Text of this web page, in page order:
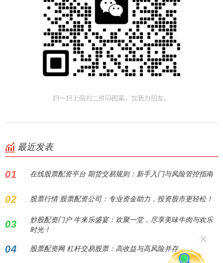
最近发表
01 在线股票配资平台 期货交易规则：新手入门与风险管控指南
02 股票行情 股票配资公司：专业资金助力，投资股市更轻松！
03
炒股配资门户 牛来乐盛宴：欢聚一堂，尽享美味牛肉与欢乐
时光！
04 股票配资网 杠杆交易股票：高收益与高风险并存